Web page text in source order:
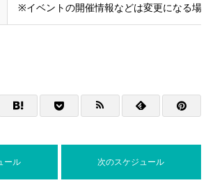
※イベントの開催情報などは変更になる場
ール 次のスケジュール